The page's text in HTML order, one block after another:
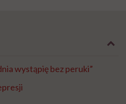
wystąpię bez peruki”